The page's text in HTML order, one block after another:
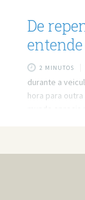
De
2 MINUTOS
durante a
hora para
mundo